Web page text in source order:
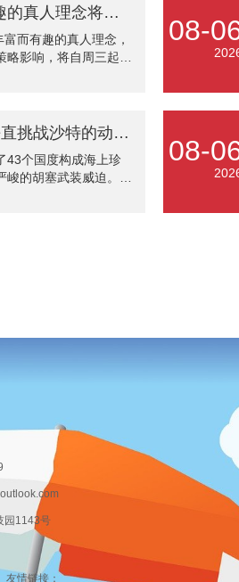
机的诺森比亚直升机
架罗宾逊R44 II型直升
堂遨游课。 英国空难
问j9九游会。
Khg以丰富而有趣的真人理念将自周三起暂停部分寄往好意思国的邮政物品-九游会J9·(china)官方网站-真人游戏第一品牌
而有趣的真人理念，
影响，将自周三起暂
08-
j9九游会而是平直挑战沙特的动力供应链-九游会J9·(china)官方网站-真人游戏第一品牌
43个国度构成海上珍
的胡塞武装威迫。沙
两个海湾中枢国度并未
08-
园1143号
友情链接：